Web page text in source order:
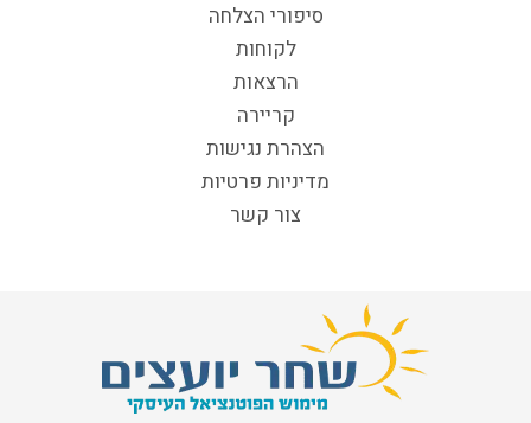
סיפורי הצלחה
לקוחות
הרצאות
קריירה
הצהרת נגישות
מדיניות פרטיות
צור קשר